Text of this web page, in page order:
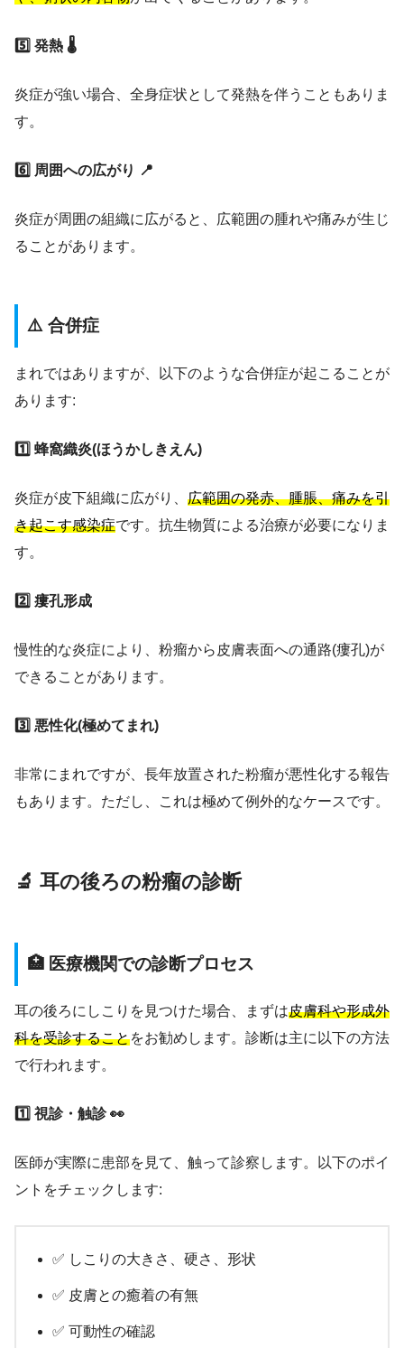
5️⃣ 発熱 🌡️
炎症が強い場合、全身症状として発熱を伴うこともありま
す。
6️⃣ 周囲への広がり 📍
炎症が周囲の組織に広がると、広範囲の腫れや痛みが生じ
ることがあります。
⚠️ 合併症
まれではありますが、以下のような合併症が起こることが
あります:
1️⃣ 蜂窩織炎(ほうかしきえん)
炎症が皮下組織に広がり、 広範囲の発赤、腫脹、痛みを引
き起こす感染症です。抗生物質による治療が必要になりま
す。
2️⃣ 瘻孔形成
慢性的な炎症により、粉瘤から皮膚表面への通路(瘻孔)が
できることがあります。
3️⃣ 悪性化(極めてまれ)
非常にまれですが、長年放置された粉瘤が悪性化する報告
もあります。ただし、これは極めて例外的なケースです。
🔬 耳の後ろの粉瘤の診断
🏥 医療機関での診断プロセス
耳の後ろにしこりを見つけた場合、まずは皮膚科や形成外
科を受診することをお勧めします。診断は主に以下の方法
で行われます。
1️⃣ 視診・触診 👀
医師が実際に患部を見て、触って診察します。以下のポイ
ントをチェックします:
✅ しこりの大きさ、硬さ、形状
✅ 皮膚との癒着の有無
✅ 可動性の確認